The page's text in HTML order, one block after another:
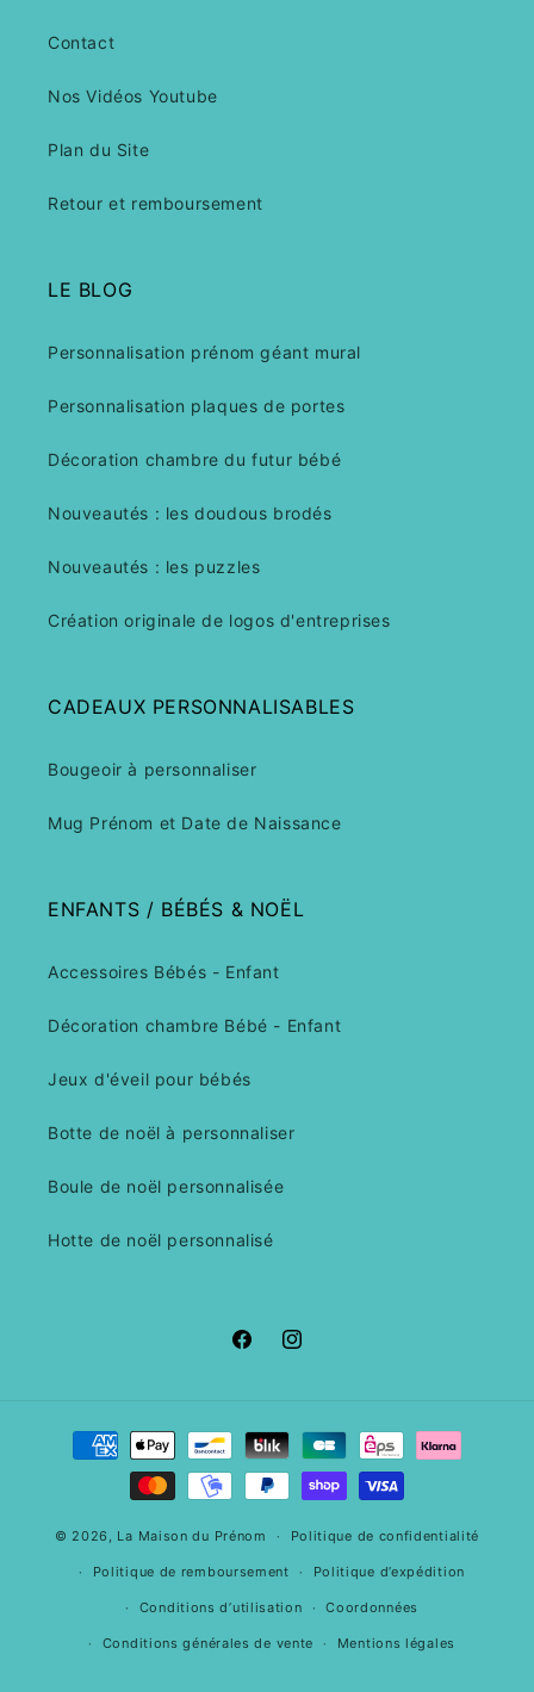
Contact
Nos Vidéos Youtube
Plan du Site
Retour et remboursement
LE BLOG
Personnalisation prénom géant mural
Personnalisation plaques de portes
Décoration chambre du futur bébé
Nouveautés : les doudous brodés
Nouveautés : les puzzles
Création originale de logos d'entreprises
CADEAUX PERSONNALISABLES
Bougeoir à personnaliser
Mug Prénom et Date de Naissance
ENFANTS / BÉBÉS & NOËL
Accessoires Bébés - Enfant
Décoration chambre Bébé - Enfant
Jeux d'éveil pour bébés
Botte de noël à personnaliser
Boule de noël personnalisée
Hotte de noël personnalisé
FacebookInstagram
Moyens
© 2026, La Maison du Prénom Politique de confidentialité
Politique de remboursement Politique d’expédition
Conditions d’utilisation Coordonnées
Conditions générales de vente Mentions légales